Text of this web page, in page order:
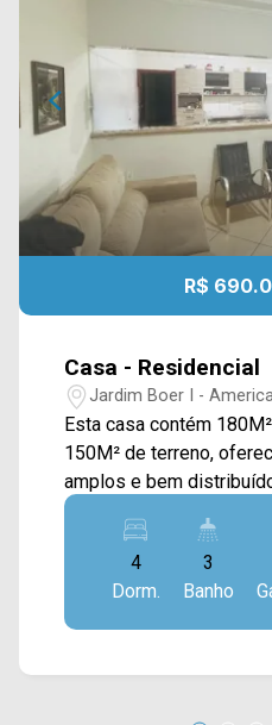
R$
Casa - Residencial
Jardim Boer I -
Esta casa contém
150M² de terreno,
amplos e bem
ideal para famílias que
funcionalidade e
diferenciados. No piso térreo, o imóvel dispõe
de ampla sala de estar,
cozinha planejada,
superior, conta com
4
Dorm.
3
Banho